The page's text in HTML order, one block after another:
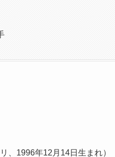
、1996年12月14日生まれ）